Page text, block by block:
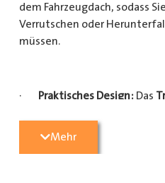
dem Fahrzeugdach, sodass
Verrutschen oder
müssen.
· Praktisches Design: Das
Gegenständen sicher und
Mehr